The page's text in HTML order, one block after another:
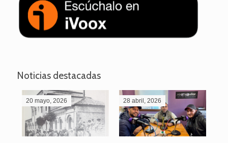
Noticias destacadas
20 mayo, 2026 28 abril, 2026